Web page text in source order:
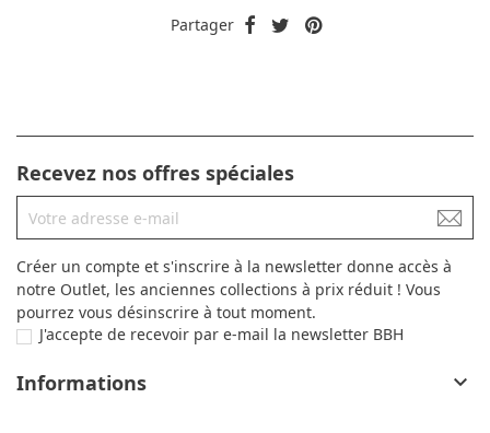
Partager
Recevez nos offres spéciales
Créer un compte et s'inscrire à la newsletter donne accès à
notre Outlet, les anciennes collections à prix réduit ! Vous
pourrez vous désinscrire à tout moment.
J'accepte de recevoir par e-mail la newsletter BBH
Informations 